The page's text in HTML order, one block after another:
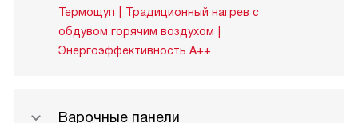
Термощуп
Традиционный нагрев с
обдувом горячим воздухом
Энергоэффективность A++
Варочные панели